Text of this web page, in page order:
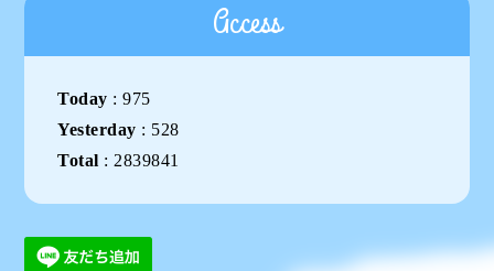
Access
Today :975
Yesterday : 528
Total : 2839841